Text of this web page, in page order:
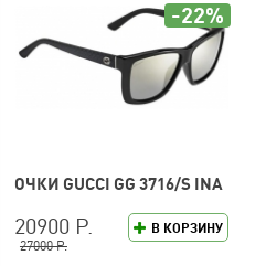
ОЧКИ GUCCI GG 3716/S INA
В КОРЗИНУ
20900 Р.
27000 Р.
-22%